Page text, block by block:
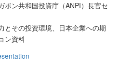
ン共和国投資庁（ANPI）長官セ
とその投資環境、日本企業への期
ン資料